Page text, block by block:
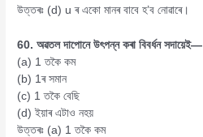
উত্তৰঃ (d) u ৰ একো মানৰ বাবে হ’ব নোৱাৰে।
60. অৱতল দাপোনে উৎপন্ন কৰা বিবৰ্ধন সদায়েই—
(a) 1 তকৈ কম
(b) 1ৰ সমান
(c) 1 তকৈ বেছি
(d) ইয়াৰ এটাও নহয়
উত্তৰঃ (a) 1 তকৈ কম